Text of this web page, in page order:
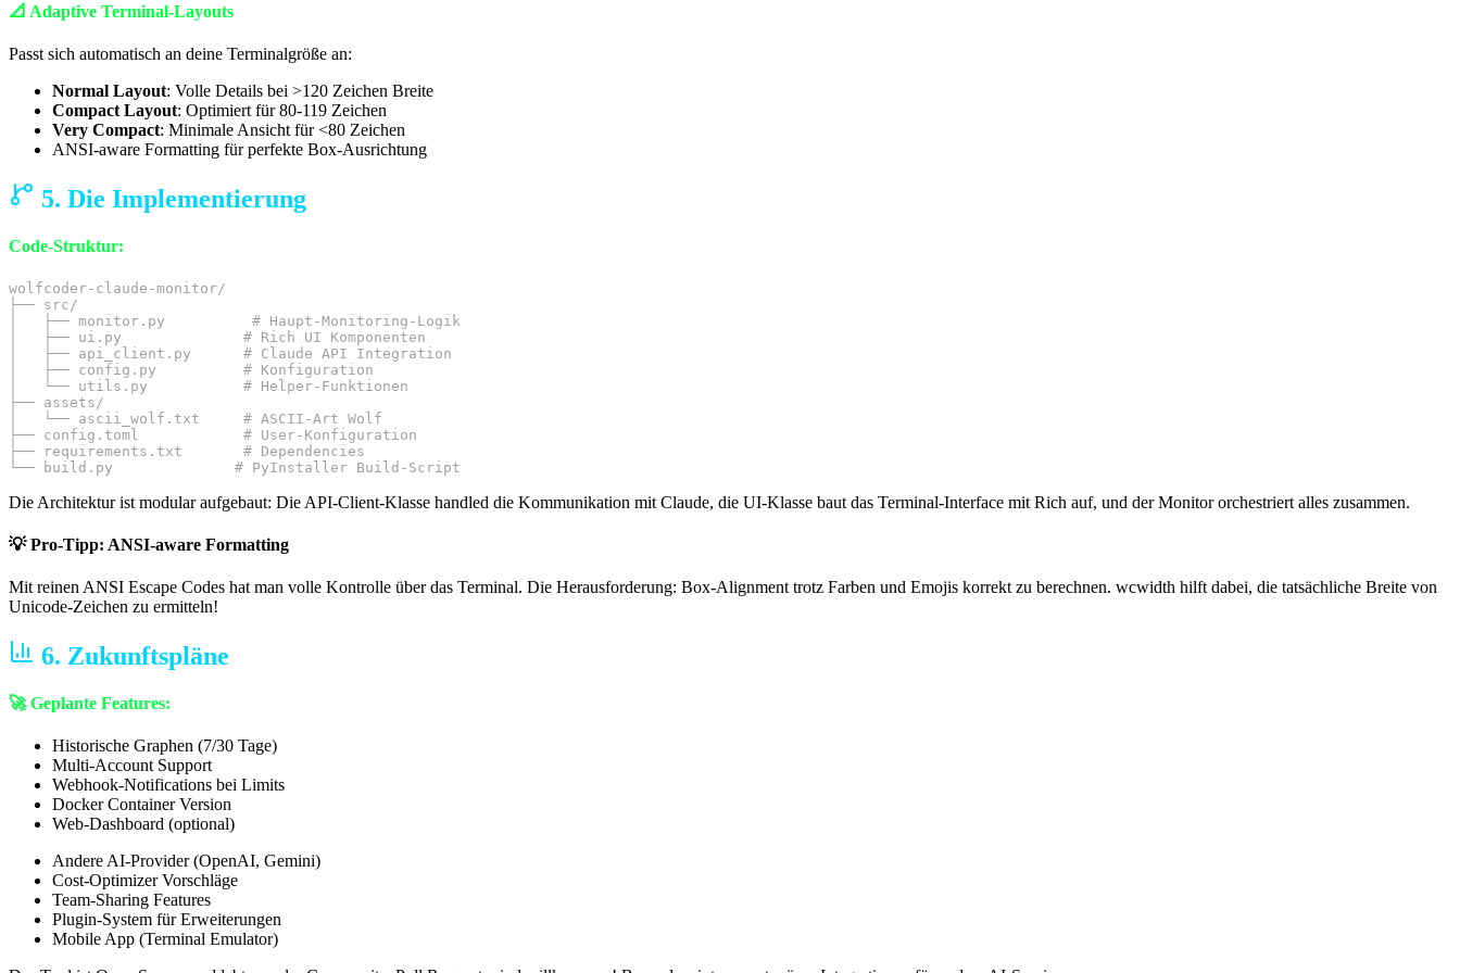
📐 Adaptive Terminal-Layouts
Passt sich automatisch an deine Terminalgröße an:
Normal Layout: Volle Details bei >120 Zeichen Breite
Compact Layout: Optimiert für 80-119 Zeichen
Very Compact: Minimale Ansicht für <80 Zeichen
ANSI-aware Formatting für perfekte Box-Ausrichtung
5. Die Implementierung
Code-Struktur:
wolfcoder-claude-monitor/
├── src/
│   ├── monitor.py          # Haupt-Monitoring-Logik
│   ├── ui.py              # Rich UI Komponenten
│   ├── api_client.py      # Claude API Integration
│   ├── config.py          # Konfiguration
│   └── utils.py           # Helper-Funktionen
├── assets/
│   └── ascii_wolf.txt     # ASCII-Art Wolf
├── config.toml            # User-Konfiguration
├── requirements.txt       # Dependencies
└── build.py              # PyInstaller Build-Script
Die Architektur ist modular aufgebaut: Die API-Client-Klasse handled die Kommunikation mit Claude, die UI-Klasse baut das Terminal-Interface mit Rich auf, und der Monitor orchestriert alles zusammen.
💡 Pro-Tipp: ANSI-aware Formatting
Mit reinen ANSI Escape Codes hat man volle Kontrolle über das Terminal. Die Herausforderung: Box-Alignment trotz Farben und Emojis korrekt zu berechnen. wcwidth hilft dabei, die tatsächliche Breite von
Unicode-Zeichen zu ermitteln!
6. Zukunftspläne
🚀 Geplante Features:
Historische Graphen (7/30 Tage)
Multi-Account Support
Webhook-Notifications bei Limits
Docker Container Version
Web-Dashboard (optional)
Andere AI-Provider (OpenAI, Gemini)
Cost-Optimizer Vorschläge
Team-Sharing Features
Plugin-System für Erweiterungen
Mobile App (Terminal Emulator)